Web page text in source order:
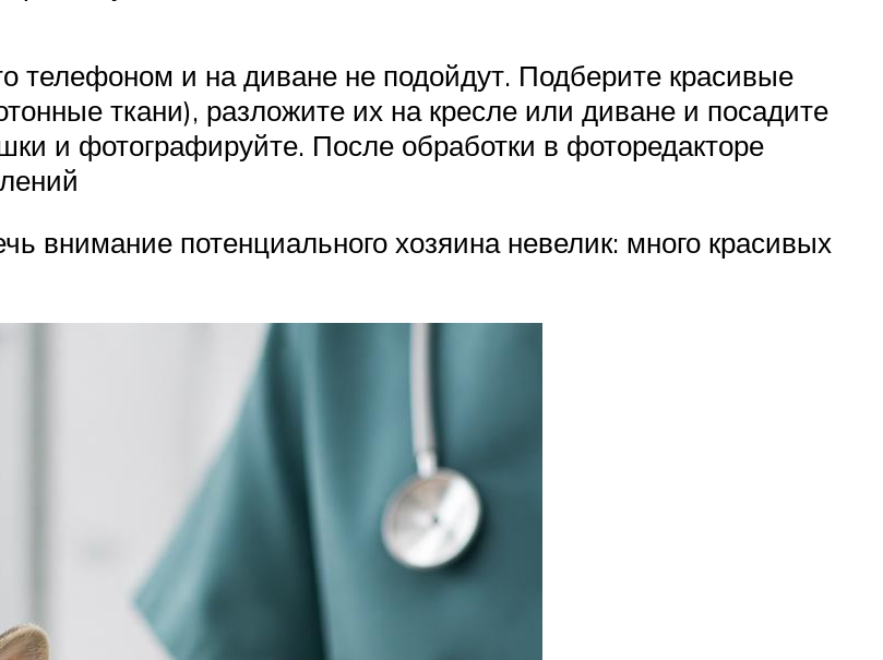
телефоном и на диване не подойдут. Подберите красивые
ткани), разложите их на кресле или диване и посадите
и фотографируйте. После обработки в фоторедакторе
потенциального хозяина невелик: много красивых